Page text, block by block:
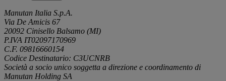
Manutan Italia S.p.A.
Via De Amicis 67
20092 Cinisello Balsamo (MI)
P.IVA IT02097170969
C.F. 09816660154
Codice Destinatario: C3UCNRB
Società a socio unico soggetta a direzione e coordinamento di
Manutan Holding SA